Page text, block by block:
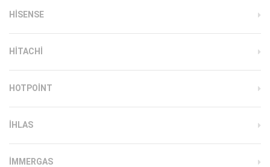
HISENSE
HITACHI
HOTPOINT
IHLAS
İMMERGAS